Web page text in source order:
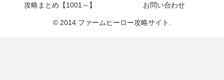
攻略まとめ【1001～】
お問い合わせ
© 2014 ファームヒーロー攻略サイト.